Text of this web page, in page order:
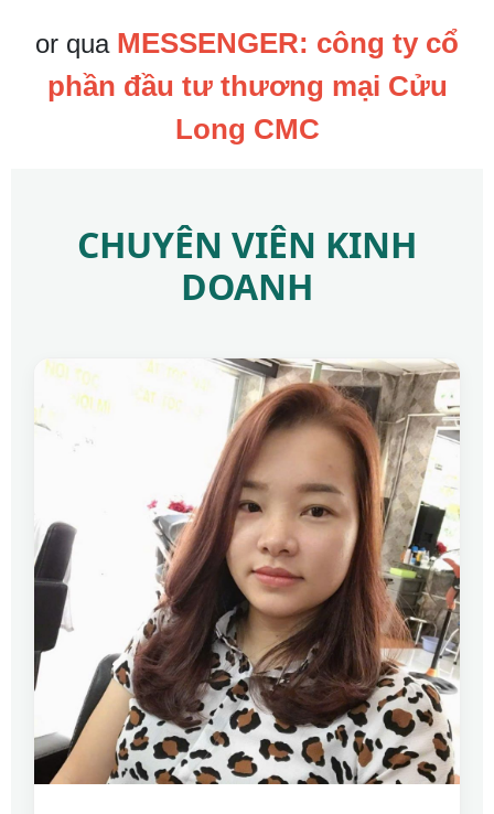
or quaMESSENGER: công ty cổ
phần đầu tư thương mại Cửu
Long CMC
CHUYÊN VIÊN KINH
DOANH